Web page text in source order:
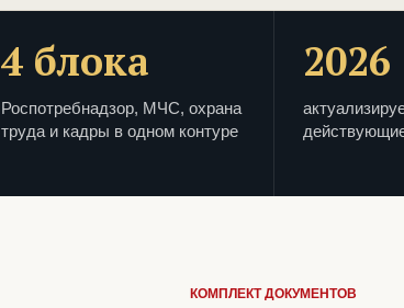
4 блока
Роспотребнадзор, МЧС, охрана
труда и кадры в одном контуре
2026
КОМПЛЕКТ ДОКУМЕНТОВ